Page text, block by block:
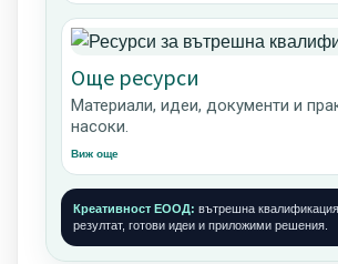
Още ресурси
Материали, идеи, документи и
насоки.
Виж още
Креативност ЕООД: вътрешна
резултат, готови идеи и приложими решения.